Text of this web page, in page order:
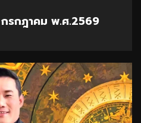
รกฎาคม พ.ศ.2569